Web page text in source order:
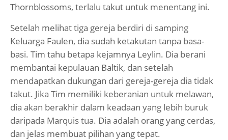
Thornblossoms, terlalu takut untuk menentang ini.
Setelah melihat tiga gereja berdiri di samping
Keluarga Faulen, dia sudah ketakutan tanpa basa-
basi. Tim tahu betapa kejamnya Leylin. Dia berani
membantai kepulauan Baltik, dan setelah
mendapatkan dukungan dari gereja-gereja dia tidak
takut. Jika Tim memiliki keberanian untuk melawan,
dia akan berakhir dalam keadaan yang lebih buruk
daripada Marquis tua. Dia adalah orang yang cerdas,
dan jelas membuat pilihan yang tepat.